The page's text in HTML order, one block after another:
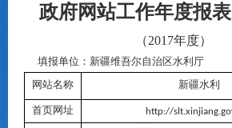
政府网站工作年度报表
（2017年度）
填报单位：新疆维吾尔自治区水利厅
网站名称
新疆水利
首页网址 http://